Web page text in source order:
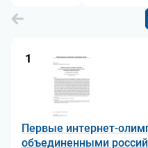
1
Первые интернет-
объединенными